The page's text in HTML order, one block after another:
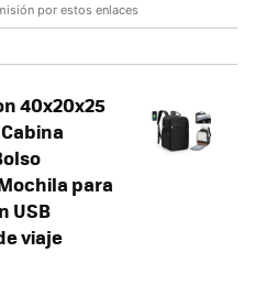
por estos enlaces
40x20x25
para
USB
viaje